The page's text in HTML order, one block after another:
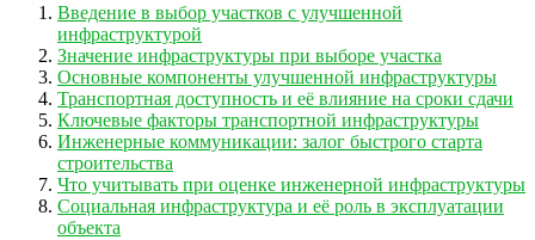
Введение в выбор участков с улучшенной
инфраструктурой
Значение инфраструктуры при выборе участка
Основные компоненты улучшенной инфраструктуры
Транспортная доступность и её влияние на сроки сдачи
Ключевые факторы транспортной инфраструктуры
Инженерные коммуникации: залог быстрого старта
строительства
Что учитывать при оценке инженерной инфраструктуры
Социальная инфраструктура и её роль в эксплуатации
объекта